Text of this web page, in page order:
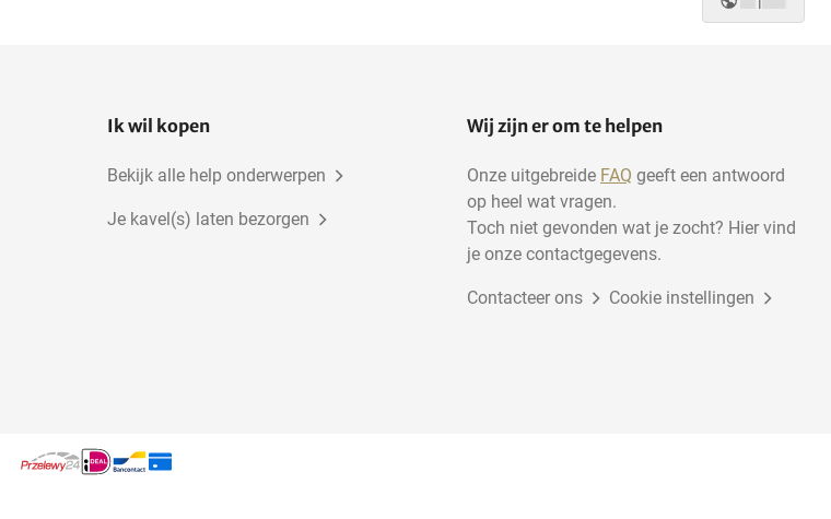
Ik wil kopen
Bekijk alle help onderwerpen
Je kavel(s) laten bezorgen
Wij zijn er om te helpen
Onze uitgebreide FAQ geeft een antwoord
op heel wat vragen.
Toch niet gevonden wat je zocht? Hier vind
je onze contactgegevens.
Contacteer ons Cookie instellingen